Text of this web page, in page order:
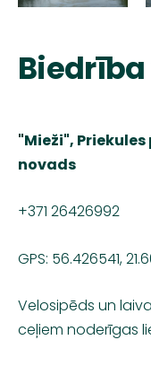
Biedrība
"Mieži",
novads
+371 26426992
GPS: 56.426541,
Velosipēds un laiva
ceļiem noderīgas